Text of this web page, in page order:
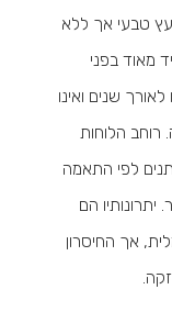
עץ טבעי אך ללא
מאוד בפני
שנים ואינו
רוחב הלוחות
משתנים לפי התאמה
ל-450 ש"ח למ"ר. יתרונותיו הם
אך החיסרון